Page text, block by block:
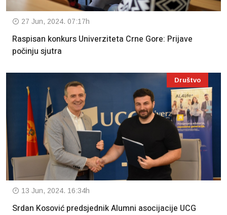
27 Jun, 2024. 07:17h
Raspisan konkurs Univerziteta Crne Gore: Prijave
počinju sjutra
Društvo
13 Jun, 2024. 16:34h
Srdan Kosović predsjednik Alumni asocijacije UCG